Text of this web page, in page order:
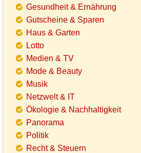
Gesundheit & Ernährung
Gutscheine & Sparen
Haus & Garten
Lotto
Medien & TV
Mode & Beauty
Musik
Netzwelt & IT
Ökologie & Nachhaltigkeit
Panorama
Politik
Recht & Steuern